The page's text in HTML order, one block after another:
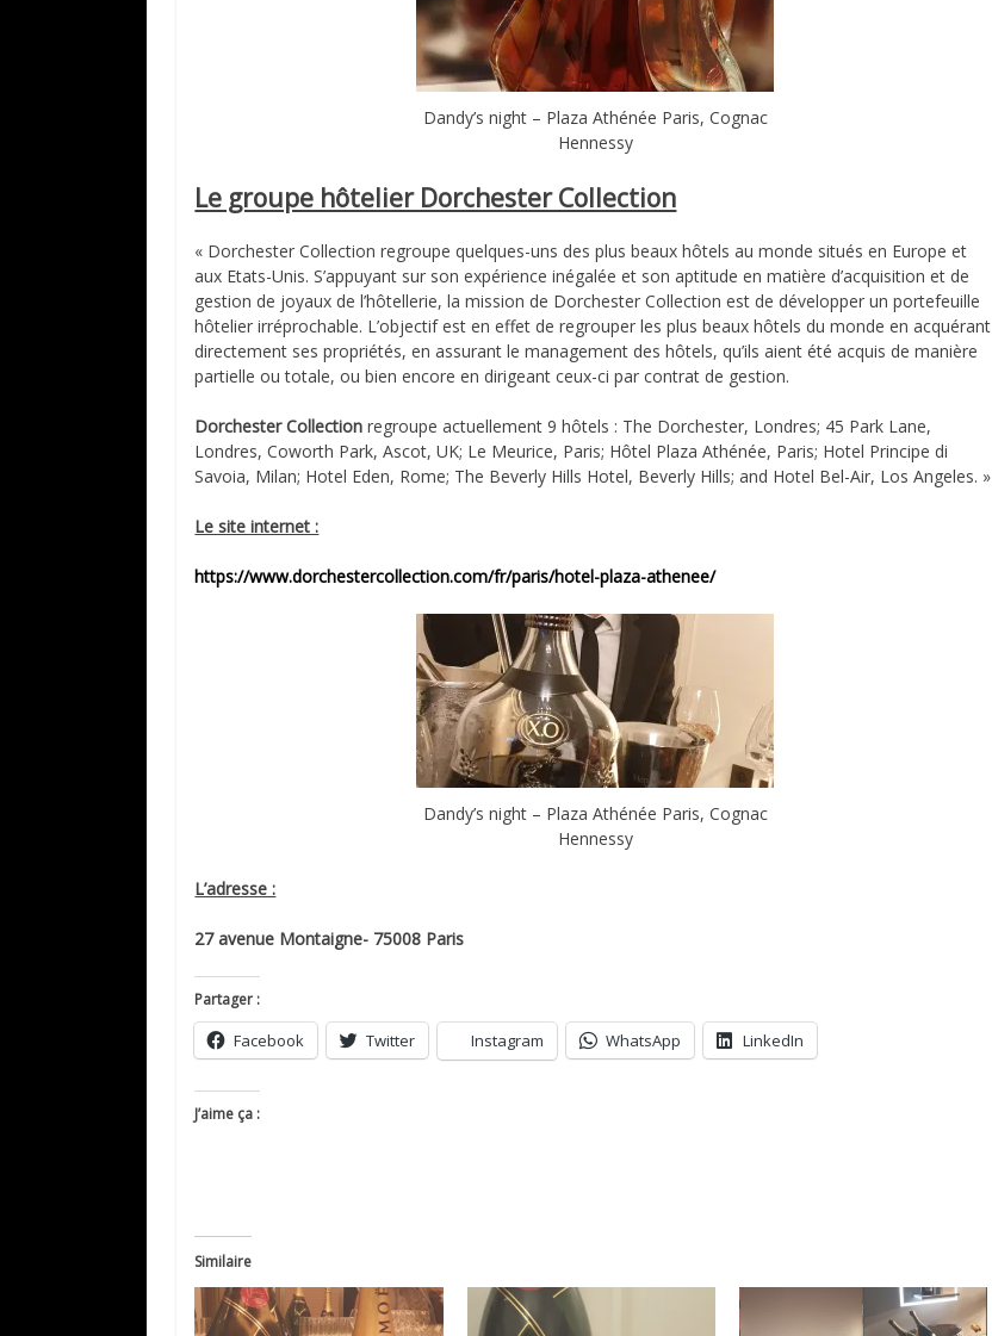
Dandy’s night – Plaza Athénée Paris, Cognac
Hennessy
Le groupe hôtelier Dorchester Collection
« Dorchester Collection regroupe quelques-uns des plus beaux hôtels au monde situés en Europe et
aux Etats-Unis. S’appuyant sur son expérience inégalée et son aptitude en matière d’acquisition et de
gestion de joyaux de l’hôtellerie, la mission de Dorchester Collection est de développer un portefeuille
hôtelier irréprochable. L’objectif est en effet de regrouper les plus beaux hôtels du monde en acquérant
directement ses propriétés, en assurant le management des hôtels, qu’ils aient été acquis de manière
partielle ou totale, ou bien encore en dirigeant ceux-ci par contrat de gestion.
Dorchester Collection regroupe actuellement 9 hôtels : The Dorchester, Londres; 45 Park Lane,
Londres, Coworth Park, Ascot, UK; Le Meurice, Paris; Hôtel Plaza Athénée, Paris; Hotel Principe di
Savoia, Milan; Hotel Eden, Rome; The Beverly Hills Hotel, Beverly Hills; and Hotel Bel-Air, Los Angeles. »
Le site internet :
https://www.dorchestercollection.com/fr/paris/hotel-plaza-athenee/
Dandy’s night – Plaza Athénée Paris, Cognac
Hennessy
L’adresse :
27 avenue Montaigne- 75008 Paris
Partager :
Facebook Twitter Instagram WhatsApp LinkedIn
J’aime ça :
Similaire